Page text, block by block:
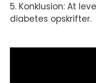
5. Konklusion: At
diabetes opskrifter.